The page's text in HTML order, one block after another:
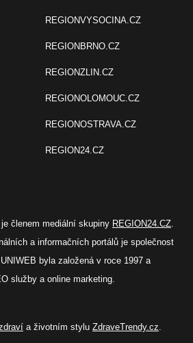
REGIONVYSOCINA.CZ
REGIONBRNO.CZ
REGIONZLIN.CZ
REGIONOLOMOUC.CZ
REGIONOSTRAVA.CZ
REGION24.CZ
členem mediální skupiny REGION24.CZ.
a informačních portálů je společnost
byla založená v roce 1997 a
služby a online marketing.
a životním stylu ZdraveTrendy.cz.